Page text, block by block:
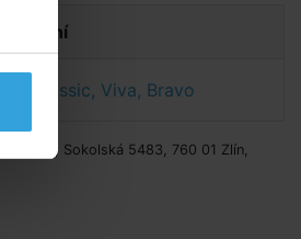
stažení
Classic, Viva, Bravo
s.r.o., Sokolská 5483, 760 01 Zlín,